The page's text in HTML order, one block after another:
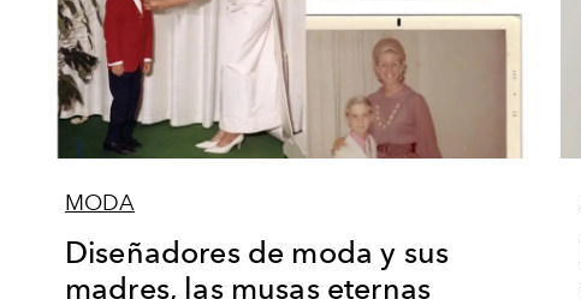
MODA
Diseñadores de moda y sus
madres, las musas eternas